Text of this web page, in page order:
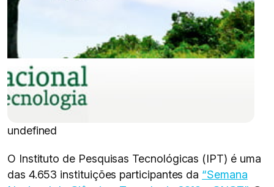
undefined
O Instituto de Pesquisas Tecnológicas (IPT) é uma
das 4.653 instituições participantes da “Semana